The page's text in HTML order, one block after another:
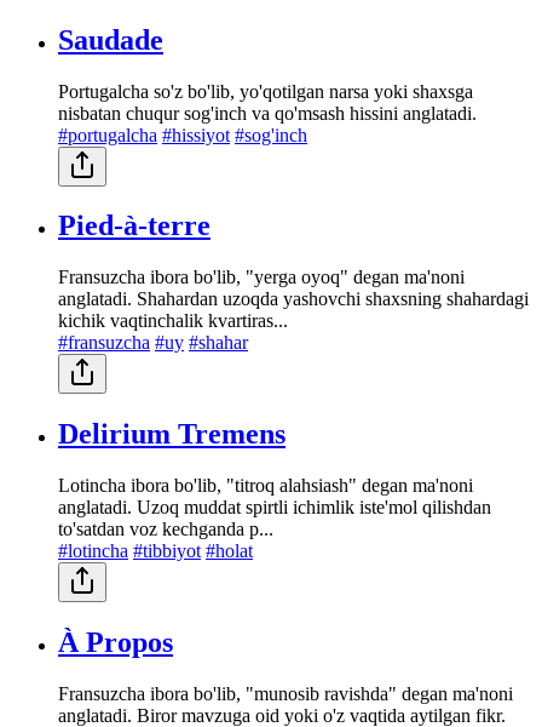
Saudade
Portugalcha so'z bo'lib, yo'qotilgan narsa yoki shaxsga
nisbatan chuqur sog'inch va qo'msash hissini anglatadi.
#portugalcha #hissiyot #sog'inch
Pied-à-terre
Fransuzcha ibora bo'lib, "yerga oyoq" degan ma'noni
anglatadi. Shahardan uzoqda yashovchi shaxsning shahardagi
kichik vaqtinchalik kvartiras...
#fransuzcha #uy #shahar
Delirium Tremens
Lotincha ibora bo'lib, "titroq alahsiash" degan ma'noni
anglatadi. Uzoq muddat spirtli ichimlik iste'mol qilishdan
to'satdan voz kechganda p...
#lotincha #tibbiyot #holat
À Propos
Fransuzcha ibora bo'lib, "munosib ravishda" degan ma'noni
anglatadi. Biror mavzuga oid yoki o'z vaqtida aytilgan fikr.